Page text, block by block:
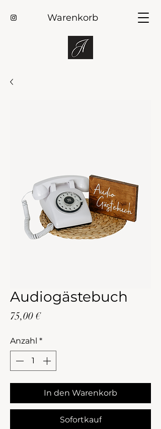
Warenkorb
Audiogästebuch
75,00 €Preis
Anzahl *
In den Warenkorb
Sofortkauf